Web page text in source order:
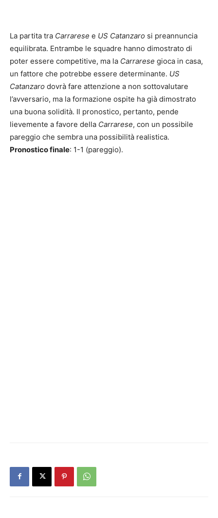
La partita tra Carrarese e US Catanzaro si preannuncia
equilibrata. Entrambe le squadre hanno dimostrato di
poter essere competitive, ma la Carrarese gioca in casa,
un fattore che potrebbe essere determinante. US
Catanzaro dovrà fare attenzione a non sottovalutare
l’avversario, ma la formazione ospite ha già dimostrato
una buona solidità. Il pronostico, pertanto, pende
lievemente a favore della Carrarese, con un possibile
pareggio che sembra una possibilità realistica.
Pronostico finale: 1-1 (pareggio).